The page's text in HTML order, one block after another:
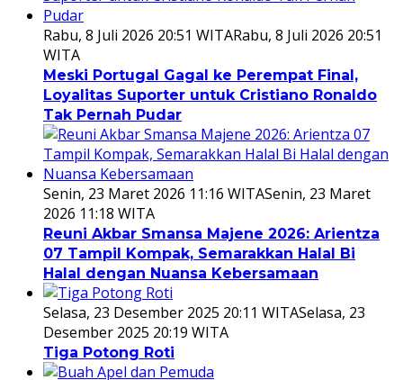
Rabu, 8 Juli 2026 20:51 WITARabu, 8 Juli 2026 20:51
WITA
Meski Portugal Gagal ke Perempat Final,
Loyalitas Suporter untuk Cristiano Ronaldo
Tak Pernah Pudar
Senin, 23 Maret 2026 11:16 WITASenin, 23 Maret
2026 11:18 WITA
Reuni Akbar Smansa Majene 2026: Arientza
07 Tampil Kompak, Semarakkan Halal Bi
Halal dengan Nuansa Kebersamaan
Selasa, 23 Desember 2025 20:11 WITASelasa, 23
Desember 2025 20:19 WITA
Tiga Potong Roti